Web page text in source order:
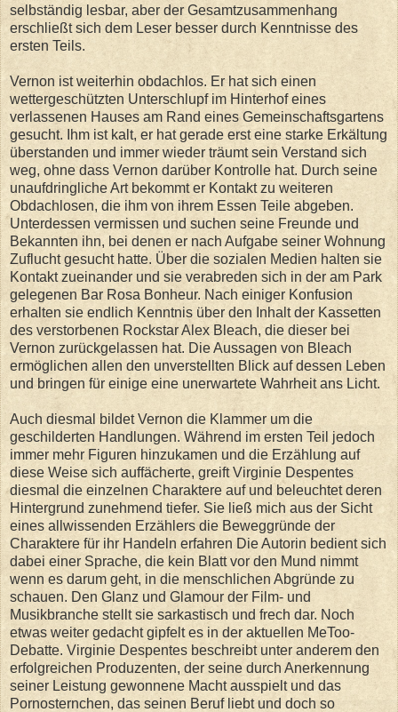
selbständig lesbar, aber der Gesamtzusammenhang
erschließt sich dem Leser besser durch Kenntnisse des
ersten Teils.
Vernon ist weiterhin obdachlos. Er hat sich einen
wettergeschützten Unterschlupf im Hinterhof eines
verlassenen Hauses am Rand eines Gemeinschaftsgartens
gesucht. Ihm ist kalt, er hat gerade erst eine starke Erkältung
überstanden und immer wieder träumt sein Verstand sich
weg, ohne dass Vernon darüber Kontrolle hat. Durch seine
unaufdringliche Art bekommt er Kontakt zu weiteren
Obdachlosen, die ihm von ihrem Essen Teile abgeben.
Unterdessen vermissen und suchen seine Freunde und
Bekannten ihn, bei denen er nach Aufgabe seiner Wohnung
Zuflucht gesucht hatte. Über die sozialen Medien halten sie
Kontakt zueinander und sie verabreden sich in der am Park
gelegenen Bar Rosa Bonheur. Nach einiger Konfusion
erhalten sie endlich Kenntnis über den Inhalt der Kassetten
des verstorbenen Rockstar Alex Bleach, die dieser bei
Vernon zurückgelassen hat. Die Aussagen von Bleach
ermöglichen allen den unverstellten Blick auf dessen Leben
und bringen für einige eine unerwartete Wahrheit ans Licht.
Auch diesmal bildet Vernon die Klammer um die
geschilderten Handlungen. Während im ersten Teil jedoch
immer mehr Figuren hinzukamen und die Erzählung auf
diese Weise sich auffächerte, greift Virginie Despentes
diesmal die einzelnen Charaktere auf und beleuchtet deren
Hintergrund zunehmend tiefer. Sie ließ mich aus der Sicht
eines allwissenden Erzählers die Beweggründe der
Charaktere für ihr Handeln erfahren Die Autorin bedient sich
dabei einer Sprache, die kein Blatt vor den Mund nimmt
wenn es darum geht, in die menschlichen Abgründe zu
schauen. Den Glanz und Glamour der Film- und
Musikbranche stellt sie sarkastisch und frech dar. Noch
etwas weiter gedacht gipfelt es in der aktuellen MeToo-
Debatte. Virginie Despentes beschreibt unter anderem den
erfolgreichen Produzenten, der seine durch Anerkennung
seiner Leistung gewonnene Macht ausspielt und das
Pornosternchen, das seinen Beruf liebt und doch so